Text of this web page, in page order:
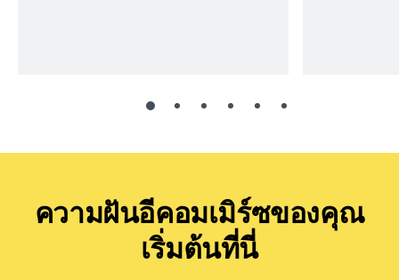
ความฝันอีคอมเมิร์ซของคุณ
เริ่มต้นที่นี่